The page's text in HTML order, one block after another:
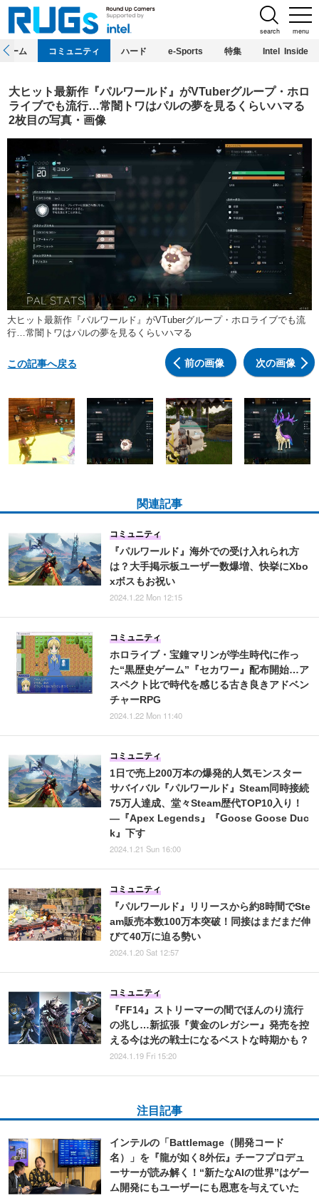
menu
search
ホーム コミュニティ ハード e-Sports 特集 Intel Inside
大ヒット最新作『パルワールド』がVTuberグループ・ホロ
ライブでも流行…常闇トワはパルの夢を見るくらいハマる
2枚目の写真・画像
大ヒット最新作『パルワールド』がVTuberグループ・ホロライブでも流
行…常闇トワはパルの夢を見るくらいハマる
前の画像 次の画像
この記事へ戻る
関連記事
『パルワールド』海外での受け入れられ方
は？大手掲示板ユーザー数爆増、快挙にXbo
xボスもお祝い
コミュニティ
2024.1.22 Mon 12:15
ホロライブ・宝鐘マリンが学生時代に作っ
た“黒歴史ゲーム”『セカワー』配布開始…ア
スペクト比で時代を感じる古き良きアドベン
チャーRPG
コミュニティ
2024.1.22 Mon 11:40
1日で売上200万本の爆発的人気モンスター
サバイバル『パルワールド』Steam同時接続
75万人達成、堂々Steam歴代TOP10入り！
―『Apex Legends』『Goose Goose Duc
k』下す
コミュニティ
2024.1.21 Sun 16:00
『パルワールド』リリースから約8時間でSte
am販売本数100万本突破！同接はまだまだ伸
びて40万に迫る勢い
コミュニティ
2024.1.20 Sat 12:57
『FF14』ストリーマーの間でほんのり流行
の兆し…新拡張『黄金のレガシー』発売を控
える今は光の戦士になるベストな時期かも？
コミュニティ
2024.1.19 Fri 15:20
注目記事
インテルの「Battlemage（開発コード
名）」を『龍が如く8外伝』チーフプロデュ
ーサーが読み解く！“新たなAIの世界”はゲー
ム開発にもユーザーにも恩恵を与えていた